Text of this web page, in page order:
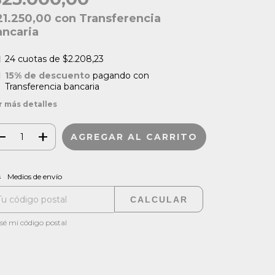
con Transferencia
24 cuotas de $2.208,23
15% de descuento pagando con
Transferencia bancaria
más detalles
para el CP:
Medios de envío
CALCULAR
mi código postal